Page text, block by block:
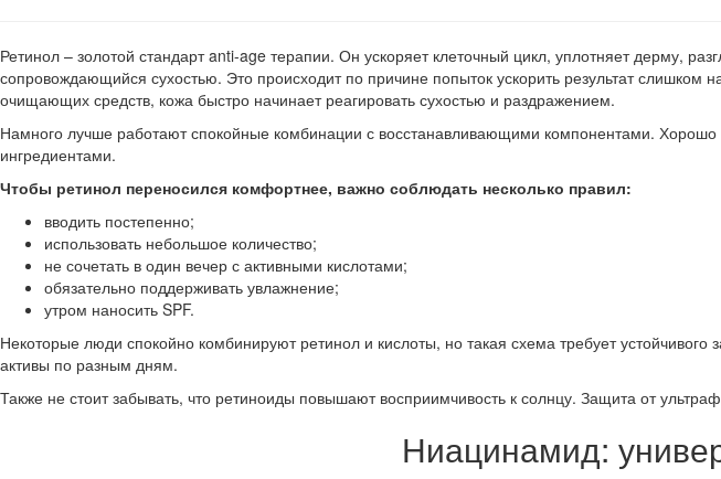
Ретинол – золотой стандарт anti-age терапии. Он ускоряет клеточный цикл, уплотняет дерму,
сопровождающийся сухостью. Это происходит по причине попыток ускорить результат
очищающих средств, кожа быстро начинает реагировать сухостью и раздражением.
Намного лучше работают спокойные комбинации с восстанавливающими компонентами.
ингредиентами.
Чтобы ретинол переносился комфортнее, важно соблюдать несколько правил:
вводить постепенно;
использовать небольшое количество;
не сочетать в один вечер с активными кислотами;
обязательно поддерживать увлажнение;
утром наносить SPF.
Некоторые люди спокойно комбинируют ретинол и кислоты, но такая схема требует
активы по разным дням.
Также не стоит забывать, что ретиноиды повышают восприимчивость к солнцу. Защита от
Ниацинамид: